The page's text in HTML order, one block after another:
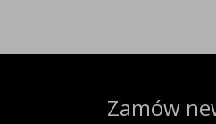
Zamów